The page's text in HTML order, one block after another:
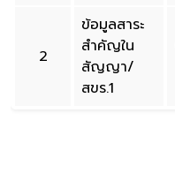
2
ข้อมูลสาระ
สำคัญใน
สัญญา/
สขร.1